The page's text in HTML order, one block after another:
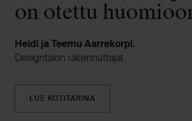
on otettu
Heidi ja Teemu Aarrekorpi,
Designtalon rakennuttajat
LUE KOTITARINA